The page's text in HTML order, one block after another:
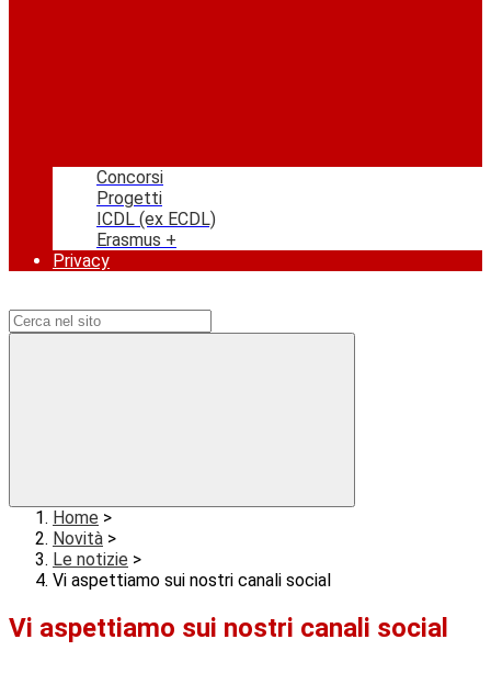
Concorsi
Progetti
ICDL (ex ECDL)
Erasmus +
Privacy
Home >
Novità >
Le notizie >
Vi aspettiamo sui nostri canali social
Vi aspettiamo sui nostri canali social